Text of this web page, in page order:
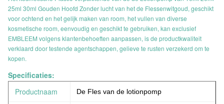
25ml 30ml Gouden Hoofd Zonder lucht van het de Flessenwitgoud, geschikt
voor ochtend en het gelijk maken van room, het vullen van diverse
kosmetische room, eenvoudig en geschikt te gebruiken, kan exclusief
EMBLEEM volgens klantenbehoeften aanpassen, is de productkwaliteit
verklaard door testende agentschappen, gelieve te rusten verzekerd om te
kopen.
Specificaties:
Productnaam
De Fles van de lotionpomp